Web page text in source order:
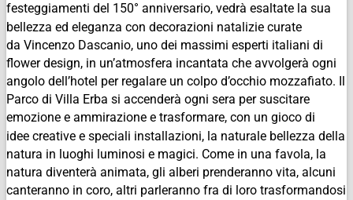
festeggiamenti del 150° anniversario, vedrà esaltate la sua
bellezza ed eleganza con decorazioni natalizie curate
da Vincenzo Dascanio, uno dei massimi esperti italiani di
flower design, in un’atmosfera incantata che avvolgerà ogni
angolo dell’hotel per regalare un colpo d’occhio mozzafiato. Il
Parco di Villa Erba si accenderà ogni sera per suscitare
emozione e ammirazione e trasformare, con un gioco di
idee creative e speciali installazioni, la naturale bellezza della
natura in luoghi luminosi e magici. Come in una favola, la
natura diventerà animata, gli alberi prenderanno vita, alcuni
canteranno in coro, altri parleranno fra di loro trasformandosi